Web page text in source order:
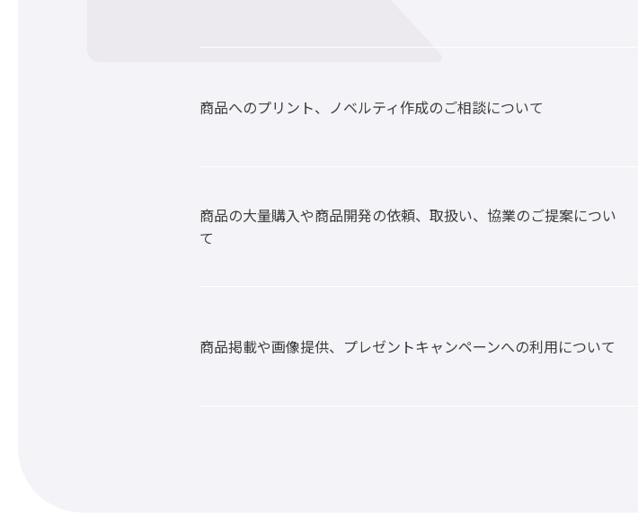
商品へのプリント、ノベルティ作成のご相談について
商品の大量購入や商品開発の依頼、取扱い、協業のご提案につい
て
商品掲載や画像提供、プレゼントキャンペーンへの利用について